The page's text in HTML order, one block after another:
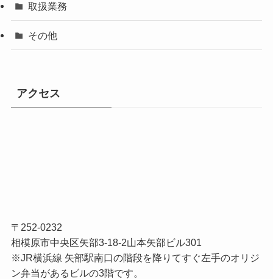
取扱業務
その他
アクセス
〒252-0232
相模原市中央区矢部3-18-2山本矢部ビル301
※JR横浜線 矢部駅南口の階段を降りてすぐ左手のオリジ
ン弁当があるビルの3階です。